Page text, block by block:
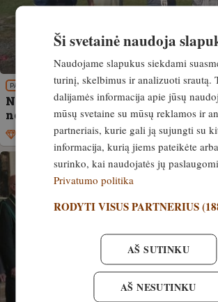
PATIRTIS
Naujas Lietuvos rekordas – elnio
neregėtą balą!
Išskirtinis 9. spalis, 2023
Ši svetainė naudoja
Naudojame slapukus siekdami
turinį, skelbimus ir analizuoti srautą.
dalijamės informacija apie jūsų
mūsų svetaine su mūsų reklamos ir
partneriais, kurie gali ją sujungti su
informacija, kurią jiems pateikėte
surinko, kai naudojatės jų
Privatumo politika
RODYTI VISUS PARTNERIUS
AŠ SUTINKU
AŠ NESUTINKU